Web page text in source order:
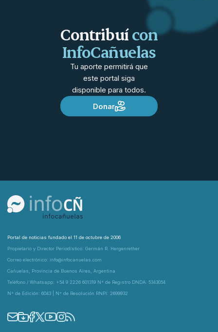
Contribuícon
InfoCañuelas
Tu aporte permitirá que
este portal siga
disponible para todos.
Donar
Portal de noticias fundado el 11 de octubre de 2006
Propietario y Director Periodístico: Germán R. Hergenrether
Correo electrónico: info@infocanuelas.com
Cañuelas, Provincia de Buenos Aires, Argentina
Teléfono / Whatsapp: +54 9 2226 601319 N° de Registro DNDA: 5343054
N° de Edición: 6043 | N° de Resolución RNPI: 2699932